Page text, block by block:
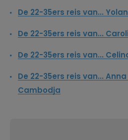
De 22-35ers reis van...
De 22-35ers reis van...
De 22-35ers reis van...
De 22-35ers reis van...
Cambodja